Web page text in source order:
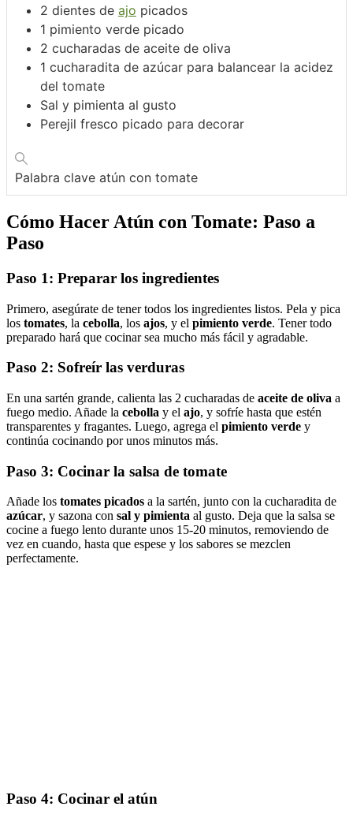
2 dientes de ajo picados
1 pimiento verde picado
2 cucharadas de aceite de oliva
1 cucharadita de azúcar para balancear la acidez
del tomate
Sal y pimienta al gusto
Perejil fresco picado para decorar
Palabra clave atún con tomate
Cómo Hacer Atún con Tomate: Paso a
Paso
Paso 1: Preparar los ingredientes
Primero, asegúrate de tener todos los ingredientes listos. Pela y pica
los tomates, la cebolla, los ajos, y el pimiento verde. Tener todo
preparado hará que cocinar sea mucho más fácil y agradable.
Paso 2: Sofreír las verduras
En una sartén grande, calienta las 2 cucharadas de aceite de oliva a
fuego medio. Añade la cebolla y el ajo, y sofríe hasta que estén
transparentes y fragantes. Luego, agrega el pimiento verde y
continúa cocinando por unos minutos más.
Paso 3: Cocinar la salsa de tomate
Añade los tomates picados a la sartén, junto con la cucharadita de
azúcar, y sazona con sal y pimienta al gusto. Deja que la salsa se
cocine a fuego lento durante unos 15-20 minutos, removiendo de
vez en cuando, hasta que espese y los sabores se mezclen
perfectamente.
Paso 4: Cocinar el atún